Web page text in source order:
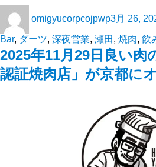
omigyucorpcojpwp3月 26,
Bar, ダーツ, 深夜営業, 瀬田 , 焼肉, 飲
2025年11月29日良い肉
認証焼肉店」が京都に